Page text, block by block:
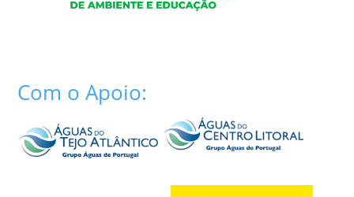
Com o Apoio: